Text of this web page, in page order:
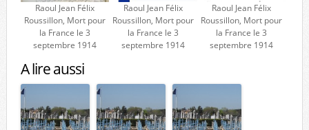
Raoul Jean Félix
Roussillon, Mort pour
la France le 3
septembre 1914
Raoul Jean Félix
Roussillon, Mort pour
la France le 3
septembre 1914
Raoul Jean Félix
Roussillon, Mort pour
la France le 3
septembre 1914
A lire aussi